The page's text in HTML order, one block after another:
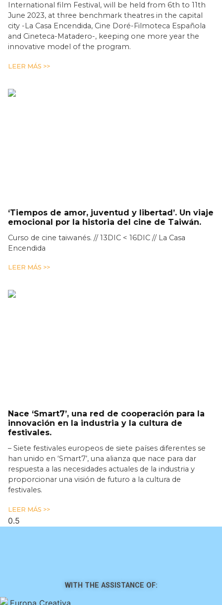
International film Festival, will be held from 6th to 11th
June 2023, at three benchmark theatres in the capital
city -La Casa Encendida, Cine Doré-Filmoteca Española
and Cineteca-Matadero-, keeping one more year the
innovative model of the program.
LEER MÁS >>
‘Tiempos de amor, juventud y libertad’. Un viaje
emocional por la historia del cine de Taiwán.
Curso de cine taiwanés. // 13DIC < 16DIC // La Casa
Encendida
LEER MÁS >>
Nace ‘Smart7’, una red de cooperación para la
innovación en la industria y la cultura de
festivales.
– Siete festivales europeos de siete países diferentes se
han unido en ‘Smart7’, una alianza que nace para dar
respuesta a las necesidades actuales de la industria y
proporcionar una visión de futuro a la cultura de
festivales.
LEER MÁS >>
WITH THE ASSISTANCE OF: